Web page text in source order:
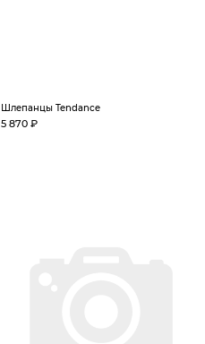
Шлепанцы Tendance
5 870 ₽